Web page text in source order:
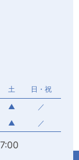
土
日・祝
▲
／
▲ ／